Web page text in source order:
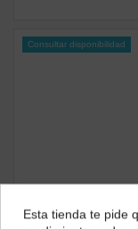
Consultar disponibilidad
Esta tienda te pide